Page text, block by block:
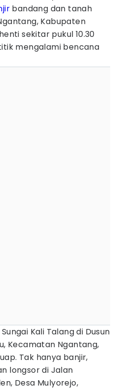
bandang dan tanah
Kabupaten
sekitar pukul 10.30
mengalami bencana
Kali Talang di Dusun
Kecamatan Ngantang,
Tak hanya banjir,
longsor di Jalan
Desa Mulyorejo,